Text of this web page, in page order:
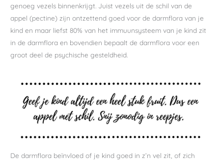
genoeg vezels binnenkrijgt. Juist vezels uit de schil van de
appel (pectine) zijn ontzettend goed voor de darmflora van je
kind en maar liefst 80% van het immuunsysteem van je kind zit
in de darmflora en bovendien bepaalt de darmflora voor een
groot deel de psychische gesteldheid.
De darmflora beïnvloed of je kind goed in z’n vel zit, of zich